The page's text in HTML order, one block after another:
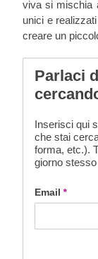
viva si mischia
unici e
creare un
Parlaci
Inserisci qui
che stai
forma, etc.).
giorno
Email *